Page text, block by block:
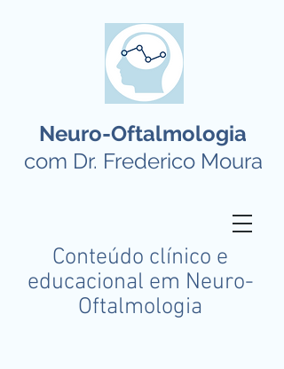
Neuro-Oftalmologia
com Dr. Frederico Moura
Conteúdo clínico e
educacional em Neuro-
Oftalmologia